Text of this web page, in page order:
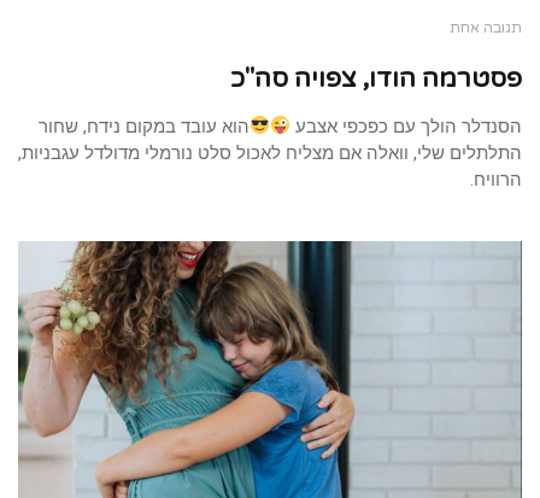
תגובה אחת
פסטרמה הודו, צפויה סה"כ
הסנדלר הולך עם כפכפי אצבע
הוא עובד במקום נידח, שחור
התלתלים שלי, וואלה אם מצליח לאכול סלט נורמלי מדולדל עגבניות,
הרוויח.